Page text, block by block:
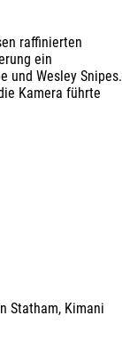
raffinierten
ein
und Wesley Snipes.
Kamera führte
Statham, Kimani